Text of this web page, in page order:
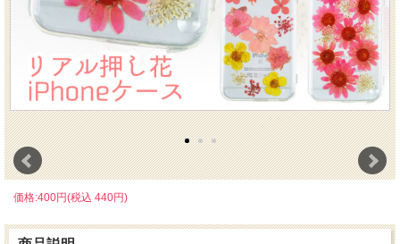
価格:400円(税込 440円)